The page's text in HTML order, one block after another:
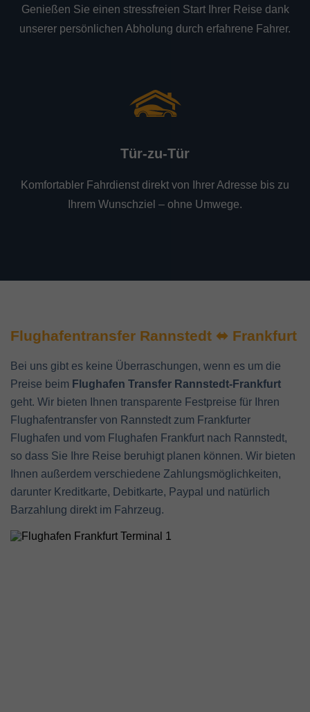
Genießen Sie einen stressfreien Start Ihrer Reise dank
unserer persönlichen Abholung durch erfahrene Fahrer.
Tür-zu-Tür
Komfortabler Fahrdienst direkt von Ihrer Adresse bis zu
Ihrem Wunschziel – ohne Umwege.
Flughafentransfer Rannstedt ⬌ Frankfurt
Bei uns gibt es keine Überraschungen, wenn es um die
Preise beim Flughafen Transfer Rannstedt-Frankfurt
geht. Wir bieten Ihnen transparente Festpreise für Ihren
Flughafentransfer von Rannstedt zum Frankfurter
Flughafen und vom Flughafen Frankfurt nach Rannstedt,
so dass Sie Ihre Reise beruhigt planen können. Wir bieten
Ihnen außerdem verschiedene Zahlungsmöglichkeiten,
darunter Kreditkarte, Debitkarte, Paypal und natürlich
Barzahlung direkt im Fahrzeug.